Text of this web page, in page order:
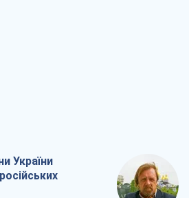
України